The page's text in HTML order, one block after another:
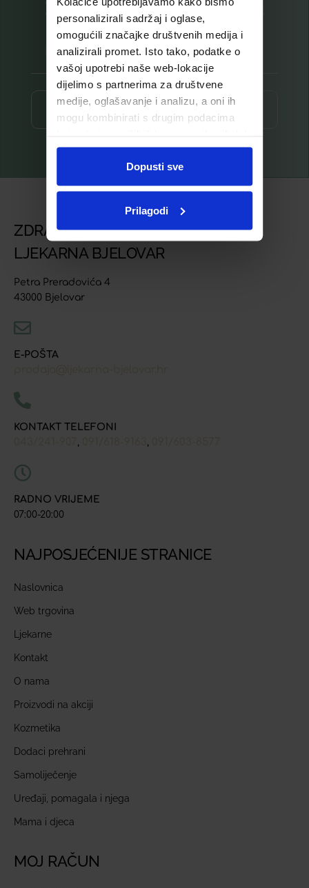
personalizirali sadržaj i oglase,
omogućili značajke društvenih medija i
analizirali promet. Isto tako, podatke o
vašoj upotrebi naše web-lokacije
dijelimo s partnerima za društvene
medije, oglašavanje i analizu, a oni ih
mogu kombinirati s drugim podacima
ste upotrebljavali njihove usluge.
Dopusti sve
Prilagodi
Prijavite se na listu za novosti
Prijava ⟶
ZDRAVSTVENA USTANOVA
LJEKARNA BJELOVAR
Petra Preradovića 4
43000 Bjelovar
E-POŠTA
KONTAKT TELEFONI
, ,
RADNO VRIJEME
07:00-20:00
NAJPOSJEĆENIJE STRANICE
Naslovnica
Web trgovina
Ljekarne
Kontakt
O nama
Proizvodi na akciji
Kozmetika
Dodaci prehrani
Samoliječenje
Uređaji, pomagala i njega
Mama i djeca
MOJ RAČUN